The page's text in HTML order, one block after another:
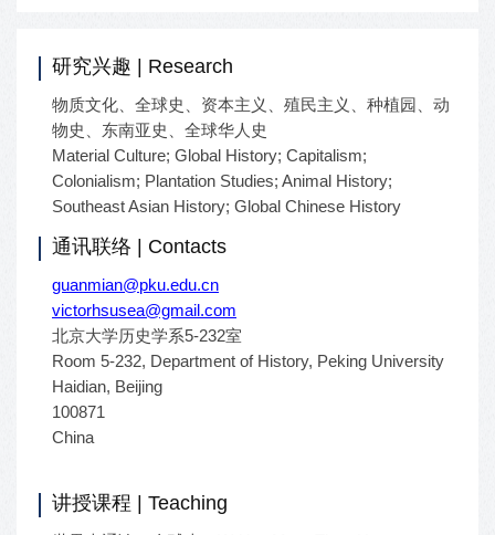
研究兴趣 | Research
物质文化、全球史、资本主义、殖民主义、种植园、动
物史、东南亚史、全球华人史
Material Culture; Global History; Capitalism;
Colonialism; Plantation Studies; Animal History;
Southeast Asian History; Global Chinese History
通讯联络 | Contacts
guanmian@pku.edu.cn
victorhsusea@gmail.com
北京大学历史学系5-232室
Room 5-232, Department of History, Peking University
Haidian, Beijing
100871
China
讲授课程 | Teaching